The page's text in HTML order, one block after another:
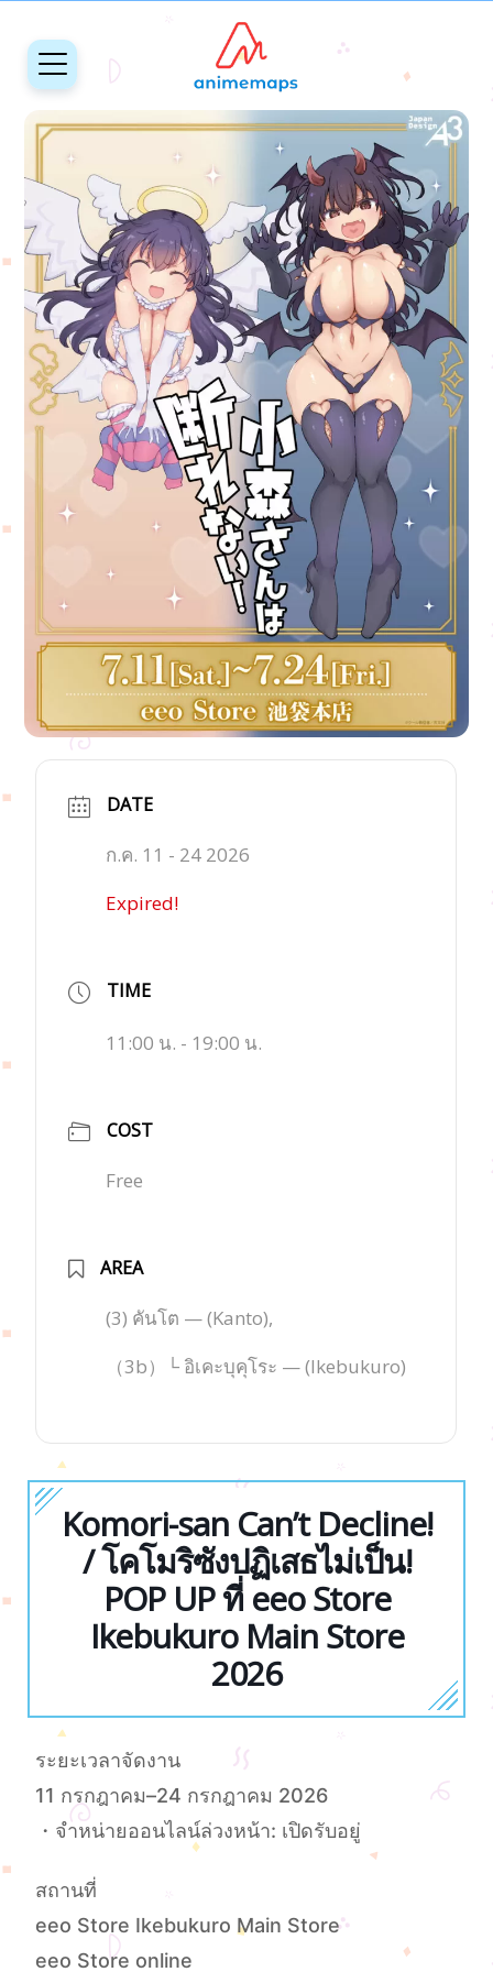
DATE
ก.ค. 11 - 24 2026
Expired!
TIME
11:00 น. - 19:00 น.
COST
Free
AREA
(3) คันโต — (Kanto),
（3b）└ อิเคะบุคุโระ — (Ikebukuro)
Komori-san Can’t Decline!
/ โคโมริซังปฏิเสธไม่เป็น!
POP UP ที่ eeo Store
Ikebukuro Main Store
2026
ระยะเวลาจัดงาน
11 กรกฎาคม–24 กรกฎาคม 2026
・จำหน่ายออนไลน์ล่วงหน้า: เปิดรับอยู่
สถานที่
eeo Store Ikebukuro Main Store
eeo Store online